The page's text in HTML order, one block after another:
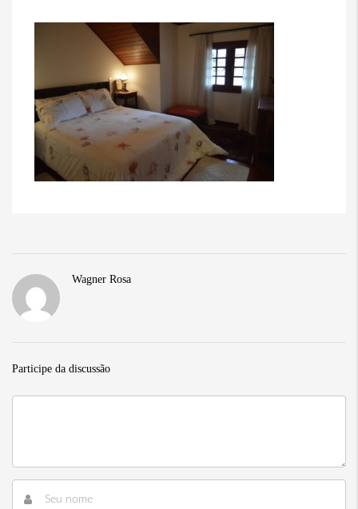
Wagner Rosa
Participe da discussão